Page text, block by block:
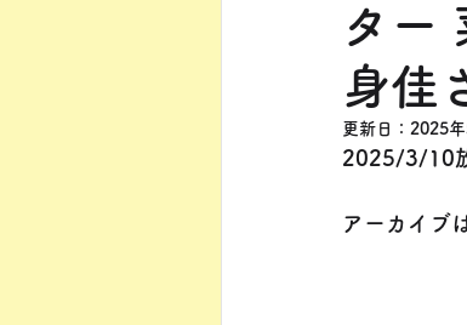
ター
身佳
更新日： 2025
2025/3/10
アーカイブ